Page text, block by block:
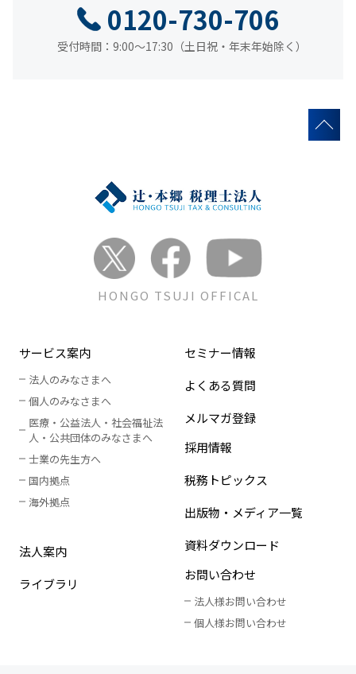
0120-730-706
受付時間：9:00～17:30（土日祝・年末年始除く）
HONGO TSUJI OFFICAL
サービス案内
法人のみなさまへ
個人のみなさまへ
医療・公益法人・社会福祉法
人 ・ 公共団体のみなさまへ
士業の先生方へ
国内拠点
海外拠点
法人案内
ライブラリ
セミナー情報
よくある質問
メルマガ登録
採用情報
税務トピックス
出版物・メディア一覧
資料ダウンロード
お問い合わせ
法人様お問い合わせ
個人様お問い合わせ